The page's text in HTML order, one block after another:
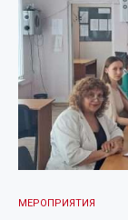
МЕРОПРИЯТИЯ